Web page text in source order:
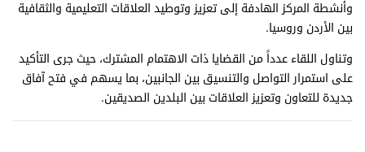
وأنشطة المركز الهادفة إلى تعزيز وتوطيد العلاقات التعليمية والثقافية
بين الأردن وروسيا.
وتناول اللقاء عدداً من القضايا ذات الاهتمام المشترك، حيث جرى التأكيد
على استمرار التواصل والتنسيق بين الجانبين، بما يسهم في فتح آفاق
جديدة للتعاون وتعزيز العلاقات بين البلدين الصديقين.